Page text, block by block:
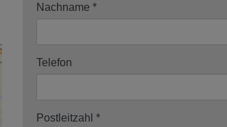
Nachname
Telefon
Postleitzahl